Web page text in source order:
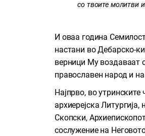
со твоите молитви
И оваа година
настани во Дебарско-
верници Му воздаваат
православен народ и
Најпрво, во
архиерејска
Скопски,
сослужение на